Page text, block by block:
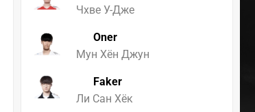
Чхве У-Дже
Oner
Мун Хён Джун
Faker
Ли Сан Хёк